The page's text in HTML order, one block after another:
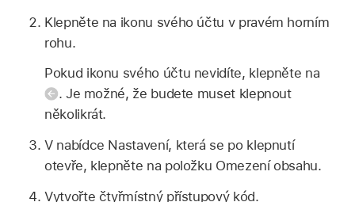
Klepněte na ikonu svého účtu v pravém horním
rohu.
Pokud ikonu svého účtu nevidíte, klepněte na
. Je možné, že budete muset klepnout
několikrát.
V nabídce Nastavení, která se po klepnutí
otevře, klepněte na položku Omezení obsahu.
Vytvořte čtyřmístný přístupový kód.